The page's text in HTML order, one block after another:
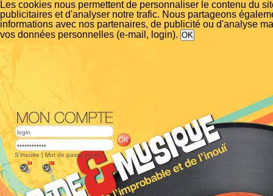
Les cookies nous permettent de personnaliser le contenu du
publicitaires et d'analyser notre trafic. Nous partageons
informations avec nos partenaires, de publicité ou d'analyse
vos données personnelles (e-mail, login).
S'inscrire | Mot de passe perdu